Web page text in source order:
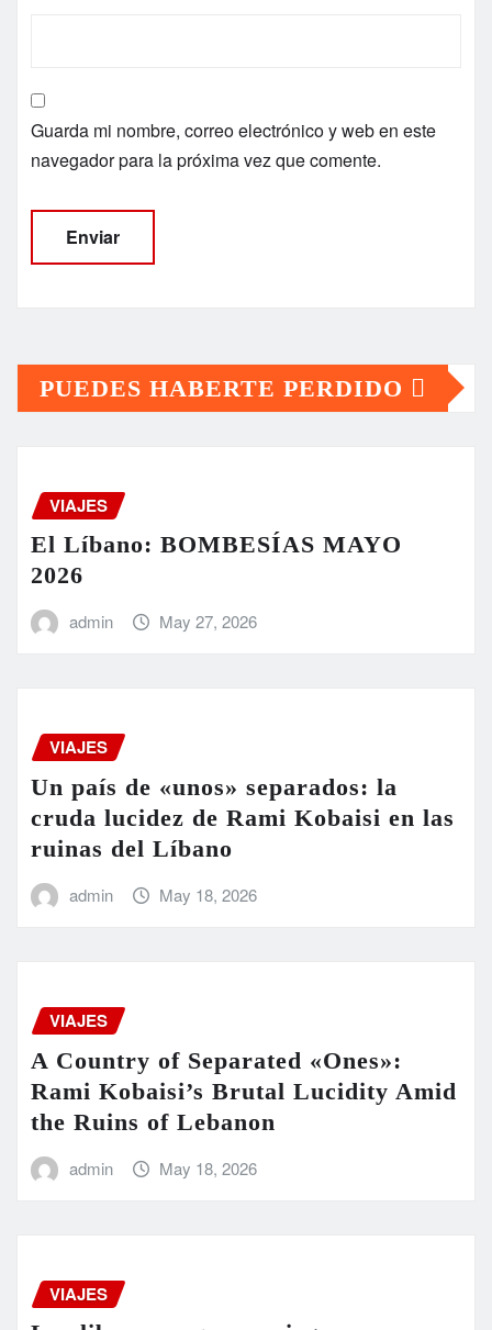
Guarda mi nombre, correo electrónico y web en este
navegador para la próxima vez que comente.
PUEDES HABERTE PERDIDO
VIAJES
El Líbano: BOMBESÍAS MAYO
2026
admin May 27, 2026
VIAJES
Un país de «unos» separados: la
cruda lucidez de Rami Kobaisi en las
ruinas del Líbano
admin May 18, 2026
VIAJES
A Country of Separated «Ones»:
Rami Kobaisi’s Brutal Lucidity Amid
the Ruins of Lebanon
admin May 18, 2026
VIAJES